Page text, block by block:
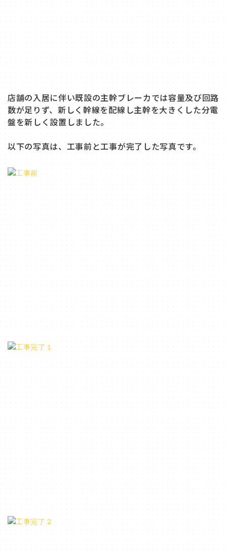
店舗の入居に伴い既設の主幹ブレーカでは容量及び回路
数が足りず、新しく幹線を配線し主幹を大きくした分電
盤を新しく設置しました。
以下の写真は、工事前と工事が完了した写真です。